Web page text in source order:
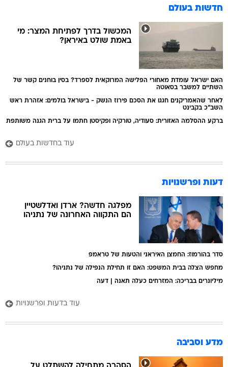
חדשות בעולם
המכשול בדרך לפתיחת המצר: מי
באמת שולט באיראן?
האם ישראל עומדת מאחורי הפלישה המרוקאית לספרד? בסין בוחנים קשר של
השתיים למשבר בסאוטה
לאחר שהאמריקנים חגגו את הסכם פירוז הנשק - בישראל בולמים: אזהרת ראש
השב"כ בקבינט
ברקע ההסלמה האזורית: סעודיה, טורקיה ופקיסטן חתמו על ברית הגנה משותפת
עוד בחדשות בעולם
דעות ופרשנויות
מפלגה חדשה? ארדן ואדלשטיין
הם התקווה האחרונה של נתניהו
סדר בהורמוז: החמצן האיראני והטעות של טראמפ
מחפש הצלה בבית המשפט: האם זו תחילת הנפילה של נתניהו?
מיליונרים בבריכה: המזרחים כעלה תאנה | דעה
עוד בדעות ופרשנויות
מדע וסביבה